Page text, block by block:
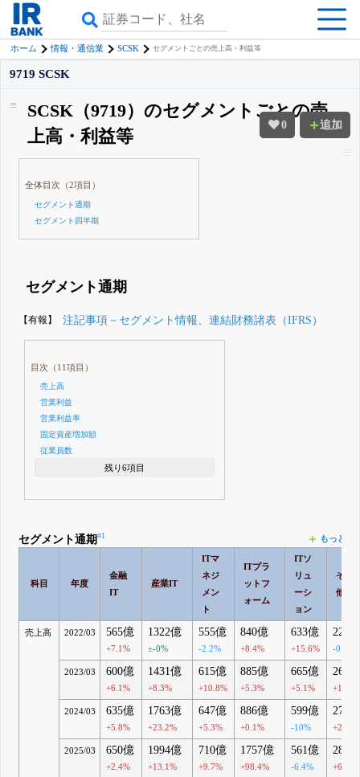
ホーム 情報・通信業 SCSK セグメントごとの売上高・利益等
0 追加
9719 SCSK
SCSK（9719）のセグメントごとの売
上高・利益等
全体目次（2項目）
セグメント通期
セグメント四半期
セグメント通期
【有報】 注記事項－セグメント情報、連結財務諸表（IFRS）
目次（11項目）
売上高
営業利益
営業利益率
固定資産増加額
従業員数
残り6項目
セグメント通期 もっとみ
#1
科目 年度
金融
IT
産業IT
ITマ
ネジ
メン
ト
ITプラ
ットフ
ォーム
ITソ
リュ
ーシ
ョン
その
他
売上高 2022/03 565億
+7.1%
1322億
±-0%
555億
-2.2%
840億
+8.4%
633億
+15.6%
228
-0.3%
2023/03 600億
+6.1%
1431億
+8.3%
615億
+10.8%
885億
+5.3%
665億
+5.1%
263
2024/03 635億
+5.8%
1763億
+23.2%
647億
+5.3%
886億
+0.1%
599億
-10%
270
+2.7%
2025/03 650億
+2.4%
1994億
+13.1%
710億
+9.7%
1757億
+98.4%
561億
-6.4%
288
+6.6%